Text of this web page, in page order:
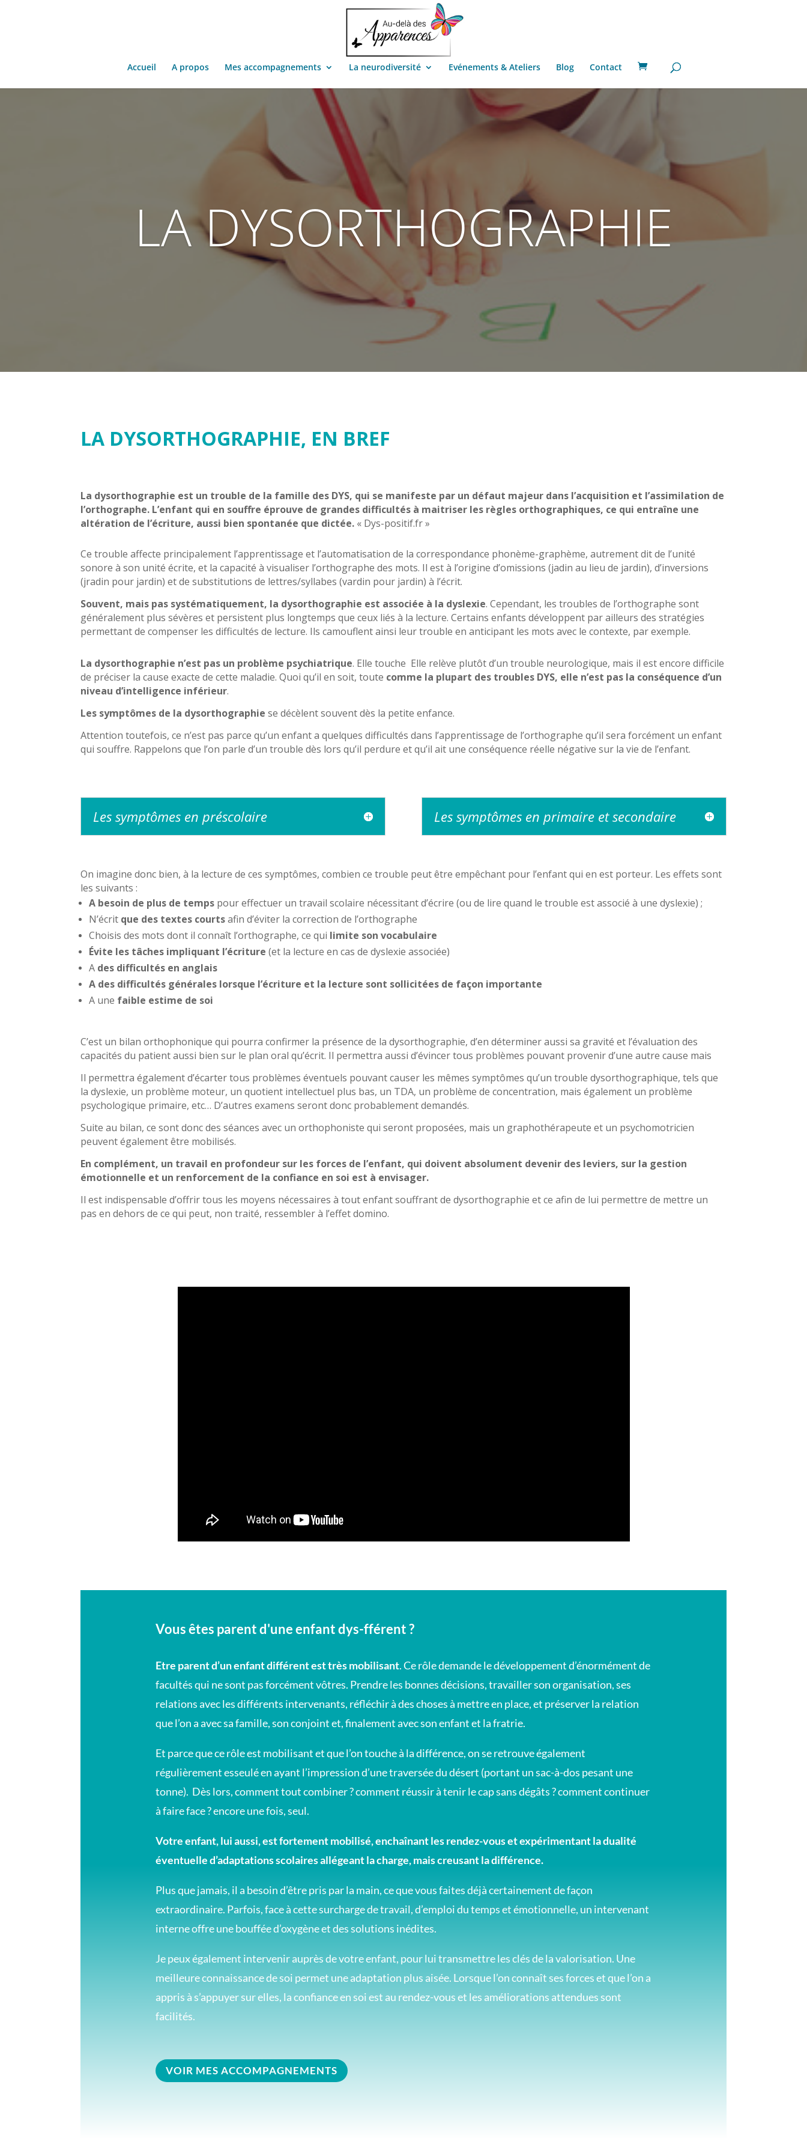
Accueil A propos Mes accompagnements La neurodiversité Evénements & Ateliers Blog Contact
LA DYSORTHOGRAPHIE
LA DYSORTHOGRAPHIE, EN BREF
La dysorthographie est un trouble de la famille des DYS, qui se manifeste par un défaut majeur dans l’acquisition et l’assimilation de
l’orthographe. L’enfant qui en souffre éprouve de grandes difficultés à maitriser les règles orthographiques, ce qui entraîne une
altération de l’écriture, aussi bien spontanée que dictée. « Dys-positif.fr »
Ce trouble affecte principalement l’apprentissage et l’automatisation de la correspondance phonème-graphème, autrement dit de l’unité
sonore à son unité écrite, et la capacité à visualiser l’orthographe des mots. Il est à l’origine d’omissions (jadin au lieu de jardin), d’inversions
(jradin pour jardin) et de substitutions de lettres/syllabes (vardin pour jardin) à l’écrit.
Souvent, mais pas systématiquement, la dysorthographie est associée à la dyslexie. Cependant, les troubles de l’orthographe sont
généralement plus sévères et persistent plus longtemps que ceux liés à la lecture. Certains enfants développent par ailleurs des stratégies
permettant de compenser les difficultés de lecture. Ils camouflent ainsi leur trouble en anticipant les mots avec le contexte, par exemple.
La dysorthographie n’est pas un problème psychiatrique. Elle touche Elle relève plutôt d’un trouble neurologique, mais il est encore difficile
de préciser la cause exacte de cette maladie. Quoi qu’il en soit, toute comme la plupart des troubles DYS, elle n’est pas la conséquence d’un
niveau d’intelligence inférieur.
Les symptômes de la dysorthographie se décèlent souvent dès la petite enfance.
Attention toutefois, ce n’est pas parce qu’un enfant a quelques difficultés dans l’apprentissage de l’orthographe qu’il sera forcément un enfant
qui souffre. Rappelons que l’on parle d’un trouble dès lors qu’il perdure et qu’il ait une conséquence réelle négative sur la vie de l’enfant.
Les symptômes en préscolaire Les symptômes en primaire et secondaire
On imagine donc bien, à la lecture de ces symptômes, combien ce trouble peut être empêchant pour l’enfant qui en est porteur. Les effets sont
les suivants :
A besoin de plus de temps pour effectuer un travail scolaire nécessitant d’écrire (ou de lire quand le trouble est associé à une dyslexie) ;
N’écrit que des textes courtsafin d’éviter la correction de l’orthographe
Choisis des mots dont il connaît l’orthographe, ce qui limite son vocabulaire
Évite les tâches impliquant l’écriture (et la lecture en cas de dyslexie associée)
A des difficultés en anglais
A des difficultés générales lorsque l’écriture et la lecture sont sollicitées de façon importante
A une faible estime de soi
C’est un bilan orthophonique qui pourra confirmer la présence de la dysorthographie, d’en déterminer aussi sa gravité et l’évaluation des
capacités du patient aussi bien sur le plan oral qu’écrit. Il permettra aussi d’évincer tous problèmes pouvant provenir d’une autre cause mais
Il permettra également d’écarter tous problèmes éventuels pouvant causer les mêmes symptômes qu’un trouble dysorthographique, tels que
la dyslexie, un problème moteur, un quotient intellectuel plus bas, un TDA, un problème de concentration, mais également un problème
psychologique primaire, etc… D’autres examens seront donc probablement demandés.
Suite au bilan, ce sont donc des séances avec un orthophoniste qui seront proposées, mais un graphothérapeute et un psychomotricien
peuvent également être mobilisés.
En complément, un travail en profondeur sur les forces de l’enfant, qui doivent absolument devenir des leviers, sur la gestion
émotionnelle et un renforcement de la confiance en soi est à envisager.
Il est indispensable d’offrir tous les moyens nécessaires à tout enfant souffrant de dysorthographie et ce afin de lui permettre de mettre un
pas en dehors de ce qui peut, non traité, ressembler à l’effet domino.
Vous êtes parent d'une enfant dys-fférent ?
Etre parent d’un enfant différent est très mobilisant. Ce rôle demande le développement d’énormément de
facultés qui ne sont pas forcément vôtres. Prendre les bonnes décisions, travailler son organisation, ses
relations avec les différents intervenants, réfléchir à des choses à mettre en place, et préserver la relation
que l’on a avec sa famille, son conjoint et, finalement avec son enfant et la fratrie.
Et parce que ce rôle est mobilisant et que l’on touche à la différence, on se retrouve également
régulièrement esseulé en ayant l’impression d’une traversée du désert (portant un sac-à-dos pesant une
tonne). Dès lors, comment tout combiner ? comment réussir à tenir le cap sans dégâts ? comment continuer
à faire face ? encore une fois, seul.
Votre enfant, lui aussi, est fortement mobilisé, enchaînant les rendez-vous et expérimentant la dualité
éventuelle d’adaptations scolaires allégeant la charge, mais creusant la différence.
Plus que jamais, il a besoin d’être pris par la main, ce que vous faites déjà certainement de façon
extraordinaire. Parfois, face à cette surcharge de travail, d’emploi du temps et émotionnelle, un intervenant
interne offre une bouffée d’oxygène et des solutions inédites.
Je peux également intervenir auprès de votre enfant, pour lui transmettre les clés de la valorisation. Une
meilleure connaissance de soi permet une adaptation plus aisée. Lorsque l’on connaît ses forces et que l’on a
appris à s’appuyer sur elles, la confiance en soi est au rendez-vous et les améliorations attendues sont
facilités.
VOIR MES ACCOMPAGNEMENTS